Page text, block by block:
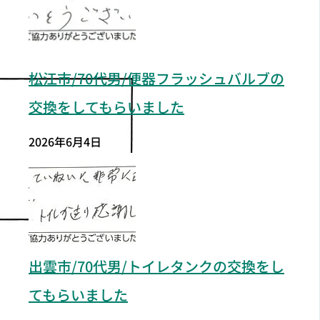
松江市/70代男/便器フラッシュバルブの
交換をしてもらいました
2026年6月4日
出雲市/70代男/トイレタンクの交換をし
てもらいました